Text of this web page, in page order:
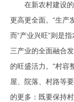
在新农村建设的
更高更全面。“生产
而“产业兴旺”则是
三产业的全面融合
的旺盛活力。“村容
屋、院落、村路等
的更多：既要保持